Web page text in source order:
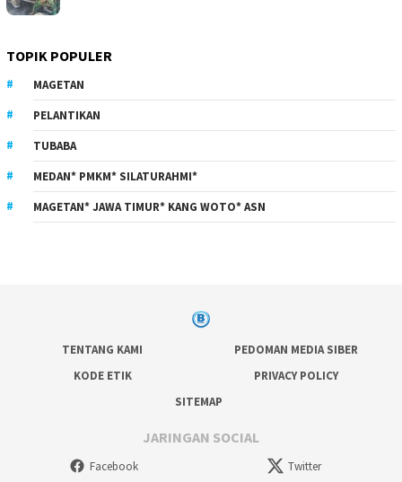
TOPIK POPULER
MAGETAN
PELANTIKAN
TUBABA
MEDAN* PMKM* SILATURAHMI*
MAGETAN* JAWA TIMUR* KANG WOTO* ASN
TENTANG KAMI
PEDOMAN MEDIA SIBER
KODE ETIK
PRIVACY POLICY
SITEMAP
JARINGAN SOCIAL
Facebook Twitter